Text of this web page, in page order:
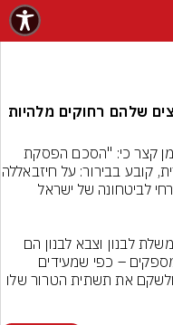
שלהם רחוקים מלהיות
מטעם לשכת ראש הממשלה נמסר לפני זמן קצר כי: "הסכם הפסקת
להיות מפורק מנשקו לחלוטין. זהו צעד הכרחי לביטחונה של ישראל